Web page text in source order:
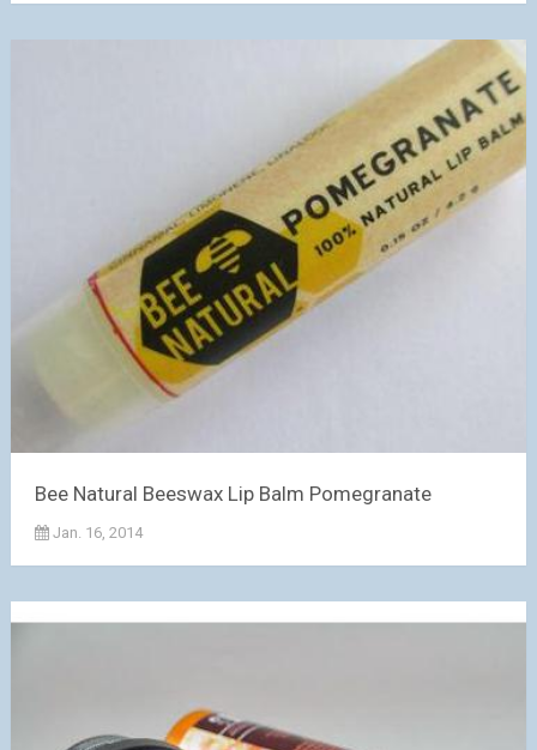
Bee Natural Beeswax Lip Balm Pomegranate
Jan. 16, 2014